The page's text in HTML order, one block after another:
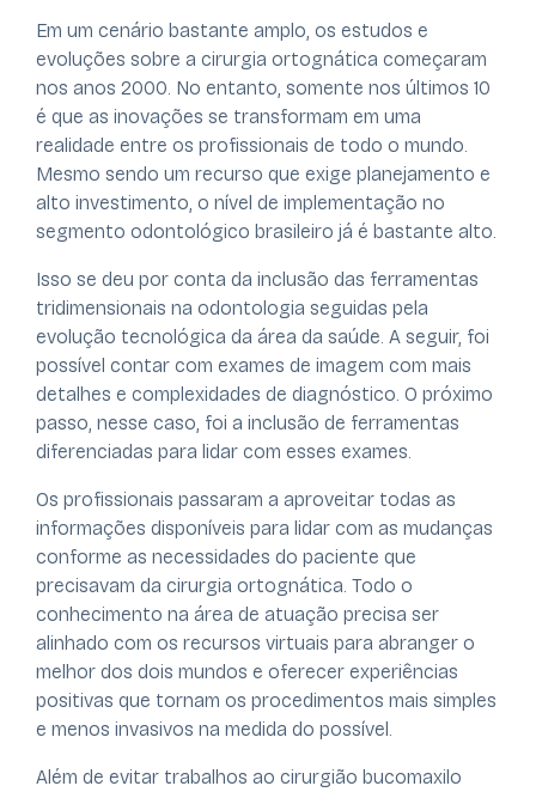
Em um cenário bastante amplo, os estudos e
evoluções sobre a cirurgia ortognática começaram
nos anos 2000. No entanto, somente nos últimos 10
é que as inovações se transformam em uma
realidade entre os profissionais de todo o mundo.
Mesmo sendo um recurso que exige planejamento e
alto investimento, o nível de implementação no
segmento odontológico brasileiro já é bastante alto.
Isso se deu por conta da inclusão das ferramentas
tridimensionais na odontologia seguidas pela
evolução tecnológica da área da saúde. A seguir, foi
possível contar com exames de imagem com mais
detalhes e complexidades de diagnóstico. O próximo
passo, nesse caso, foi a inclusão de ferramentas
diferenciadas para lidar com esses exames.
Os profissionais passaram a aproveitar todas as
informações disponíveis para lidar com as mudanças
conforme as necessidades do paciente que
precisavam da cirurgia ortognática. Todo o
conhecimento na área de atuação precisa ser
alinhado com os recursos virtuais para abranger o
melhor dos dois mundos e oferecer experiências
positivas que tornam os procedimentos mais simples
e menos invasivos na medida do possível.
Além de evitar trabalhos ao cirurgião bucomaxilo